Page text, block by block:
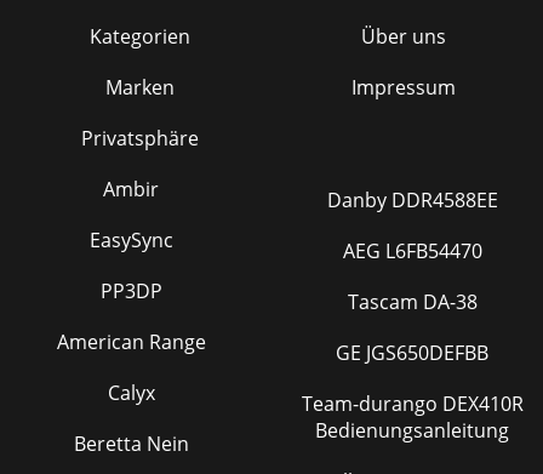
Kategorien
Marken
Privatsphäre
Über uns
Impressum
Ambir
EasySync
PP3DP
American Range
Calyx
Beretta Nein
Danby DDR4588EE
AEG L6FB54470
Tascam DA-38
GE JGS650DEFBB
Team-durango DEX410R
Bedienungsanleitung